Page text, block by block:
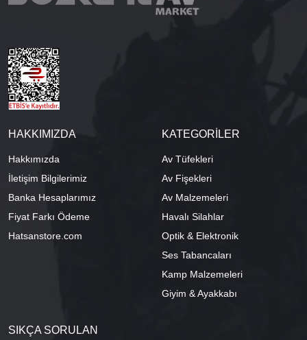
HAKKIMIZDA
Hakkımızda
İletişim Bilgilerimiz
Banka Hesaplarımız
Fiyat Farkı Ödeme
Hatsanstore.com
KATEGORİLER
Av Tüfekleri
Av Fişekleri
Av Malzemeleri
Havalı Silahlar
Optik & Elektronik
Ses Tabancaları
Kamp Malzemeleri
Giyim & Ayakkabı
SIKÇA SORULAN